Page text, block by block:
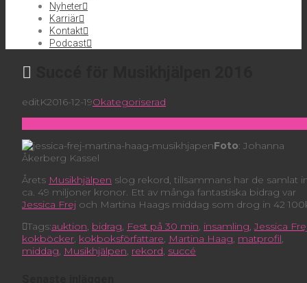
Nyheter
Karriär
Kontakt
Podcast
editK2016-12-19Okategoriserad
Foto: Johanna
Åkerberg Kassel
Årets Musikhjälpen slog rekord, tillsammans har de samlat
ca. 49 miljoner kronor. Ett av många fantastiska bidrag var
Jessica Frej och Martina Haags middag som drog in 42
Tags:auktion bidrag Fest på 30 min insamling ,Jessica
kokböcker kokboksförfattare Martina Haag matprofil
middag Musikhjälpen rekord succé